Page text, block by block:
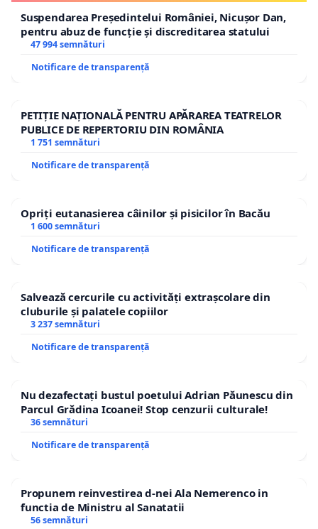
Suspendarea Președintelui României, Nicușor Dan,
pentru abuz de funcție și discreditarea statului
47 994 semnături
Notificare de transparență
PETIȚIE NAȚIONALĂ PENTRU APĂRAREA TEATRELOR
PUBLICE DE REPERTORIU DIN ROMÂNIA
1 751 semnături
Notificare de transparență
Opriți eutanasierea câinilor și pisicilor în Bacău
1 600 semnături
Notificare de transparență
Salvează cercurile cu activități extrașcolare din
cluburile și palatele copiilor
3 237 semnături
Notificare de transparență
Nu dezafectați bustul poetului Adrian Păunescu din
Parcul Grădina Icoanei! Stop cenzurii culturale!
36 semnături
Notificare de transparență
Propunem reinvestirea d-nei Ala Nemerenco in
functia de Ministru al Sanatatii
56 semnături